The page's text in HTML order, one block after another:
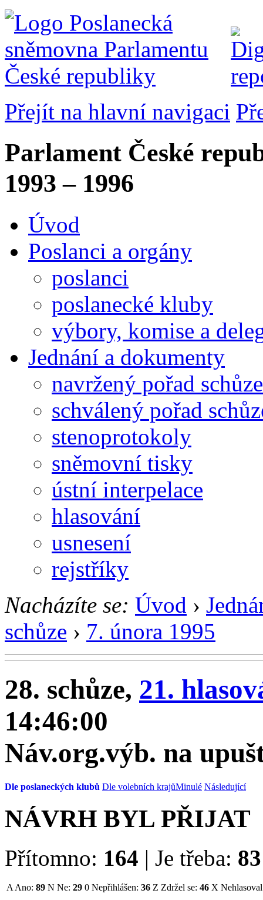
Přejít na hlavní navigaci
Parlament České
1993 – 1996
Úvod
Poslanci a orgány
poslanci
poslanecké kluby
výbory, komise a
Jednání a dokumenty
navržený pořad schůze
schválený pořad
stenoprotokoly
sněmovní tisky
ústní interpelace
hlasování
usnesení
rejstříky
Nacházíte se: Úvod ›
schůze › 7. února 1995
28. schůze, 21.
14:46:00
Náv.org.výb. na
Dle poslaneckých klubů Dle volebních krajůMinulé Následující
NÁVRH BYL PŘIJAT
Přítomno: 164 | Je třeba: 83
A Ano: 89 N Ne: 29 0 Nepřihlášen: 36 Z Zdržel se: 46 X Nehlasoval